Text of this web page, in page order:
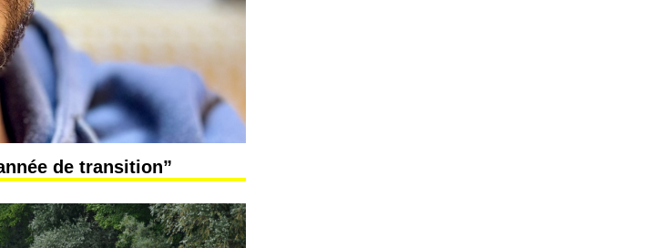
de transition”